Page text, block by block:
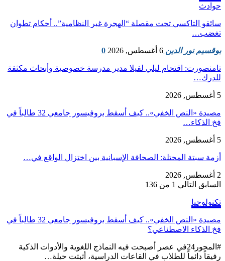
حوادث
سائقو التاكسي تحت مقصلة “الهجرة غير النظامية”.. أحكام تطوان
تغضب…
بوقسيم نور الدين 6 أغسطس, 2026 0
تامنصورت: اقتحام ليلي لفيلا مدير مدرسة خصوصية وأبحاث مكثفة
للدرك…
5 أغسطس, 2026
مصيدة «النص الخفي».. كيف أسقط بروفيسور جامعي 32 طالباً في
فخ الذكاء…
5 أغسطس, 2026
أزمة سبتة المحتلة: الصحافة الإسبانية بين اختزال الواقع في…
2 أغسطس, 2026
السابق التالي 1 من 136
تكنولوجيا
مصيدة «النص الخفي».. كيف أسقط بروفيسور جامعي 32 طالباً في
فخ الذكاء الاصطناعي؟
#المحور24 ​في عصر أصبحت فيه النماذج اللغوية والأدوات الذكية
رفيقاً دائماً للطلاب في القاعات الدراسية، أثبتت حيلة…